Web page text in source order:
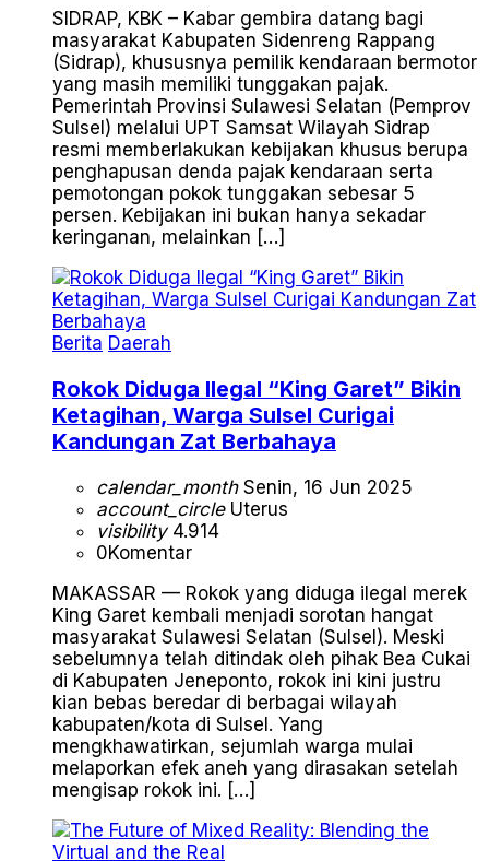
SIDRAP, KBK – Kabar gembira datang bagi
masyarakat Kabupaten Sidenreng Rappang
(Sidrap), khususnya pemilik kendaraan bermotor
yang masih memiliki tunggakan pajak.
Pemerintah Provinsi Sulawesi Selatan (Pemprov
Sulsel) melalui UPT Samsat Wilayah Sidrap
resmi memberlakukan kebijakan khusus berupa
penghapusan denda pajak kendaraan serta
pemotongan pokok tunggakan sebesar 5
persen. Kebijakan ini bukan hanya sekadar
keringanan, melainkan […]
Berita Daerah
Rokok Diduga Ilegal “King Garet” Bikin
Ketagihan, Warga Sulsel Curigai
Kandungan Zat Berbahaya
calendar_monthSenin, 16 Jun 2025
account_circleUterus
visibility4.914
0Komentar
MAKASSAR — Rokok yang diduga ilegal merek
King Garet kembali menjadi sorotan hangat
masyarakat Sulawesi Selatan (Sulsel). Meski
sebelumnya telah ditindak oleh pihak Bea Cukai
di Kabupaten Jeneponto, rokok ini kini justru
kian bebas beredar di berbagai wilayah
kabupaten/kota di Sulsel. Yang
mengkhawatirkan, sejumlah warga mulai
melaporkan efek aneh yang dirasakan setelah
mengisap rokok ini. […]